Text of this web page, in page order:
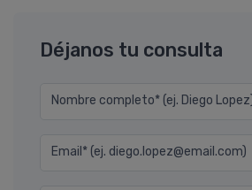
Déjanos tu consulta
Nombre completo* (ej. Diego
Email* (ej. diego.lopez@email.com)